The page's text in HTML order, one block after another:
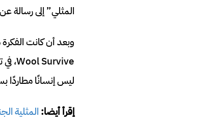
المثلي” إلى رسالة
ليس إنسانًا مطاردًا
إقرأ أيضا: المثلية